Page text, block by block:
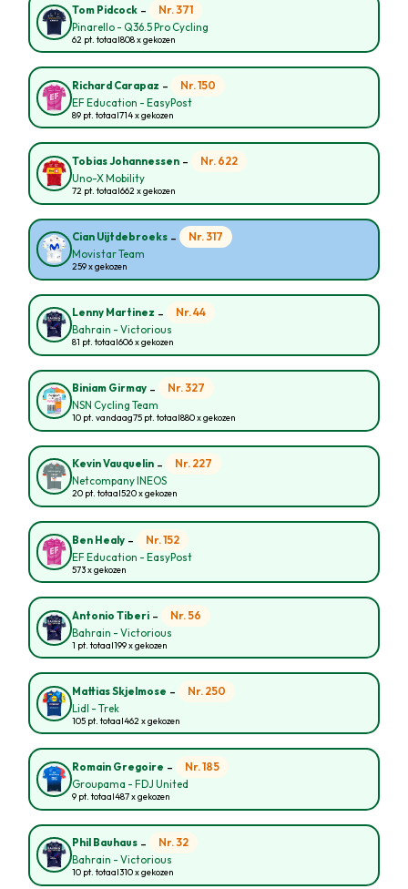
Tom Pidcock - Nr. 371
Pinarello - Q36.5 Pro Cycling
62 pt. totaal808 x gekozen
Richard Carapaz - Nr. 150
EF Education - EasyPost
89 pt. totaal714 x gekozen
Tobias Johannessen - Nr. 622
Uno-X Mobility
72 pt. totaal662 x gekozen
Cian Uijtdebroeks - Nr. 317
Movistar Team
259 x gekozen
Lenny Martinez - Nr. 44
Bahrain - Victorious
81 pt. totaal606 x gekozen
Biniam Girmay - Nr. 327
NSN Cycling Team
10 pt. vandaag75 pt. totaal880 x gekozen
Kevin Vauquelin - Nr. 227
Netcompany INEOS
20 pt. totaal520 x gekozen
Ben Healy - Nr. 152
EF Education - EasyPost
573 x gekozen
Antonio Tiberi - Nr. 56
Bahrain - Victorious
1 pt. totaal199 x gekozen
Mattias Skjelmose - Nr. 250
Lidl - Trek
105 pt. totaal462 x gekozen
Romain Gregoire - Nr. 185
Groupama - FDJ United
9 pt. totaal487 x gekozen
Phil Bauhaus - Nr. 32
Bahrain - Victorious
10 pt. totaal310 x gekozen